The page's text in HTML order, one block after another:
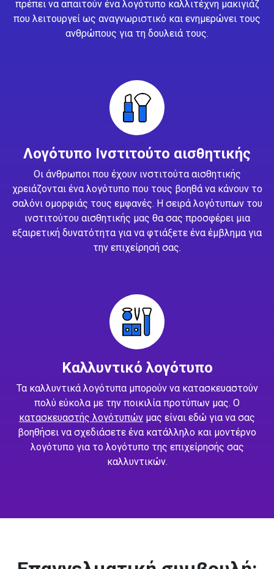
πρέπει να απαιτούν ένα λογότυπο καλλιτέχνη μακιγιάζ
που λειτουργεί ως αναγνωριστικό και ενημερώνει τους
ανθρώπους για τη δουλειά τους.
Λογότυπο Ινστιτούτο αισθητικής
Οι άνθρωποι που έχουν ινστιτούτα αισθητικής
χρειάζονται ένα λογότυπο που τους βοηθά να κάνουν το
σαλόνι ομορφιάς τους εμφανές. Η σειρά λογότυπων του
ινστιτούτου αισθητικής μας θα σας προσφέρει μια
εξαιρετική δυνατότητα για να φτιάξετε ένα έμβλημα για
την επιχείρησή σας.
Καλλυντικό λογότυπο
Τα καλλυντικά λογότυπα μπορούν να κατασκευαστούν
πολύ εύκολα με την ποικιλία προτύπων μας. Ο
κατασκευαστής λογότυπών μας είναι εδώ για να σας
βοηθήσει να σχεδιάσετε ένα κατάλληλο και μοντέρνο
λογότυπο για το λογότυπο της επιχείρησής σας
καλλυντικών.